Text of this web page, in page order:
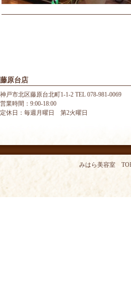
藤原台店
神戸市北区藤原台北町1-1-2 TEL 078-981-0069
営業時間：9:00-18:00
定休日：毎週月曜日 第2火曜日
みはら美容室